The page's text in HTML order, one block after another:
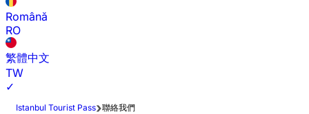
Română
RO
繁體中文
TW
✓
Istanbul Tourist Pass 聯絡我們